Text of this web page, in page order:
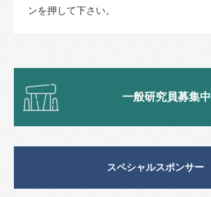
ンを押して下さい。
一般研究員募集中
スペシャルスポンサー